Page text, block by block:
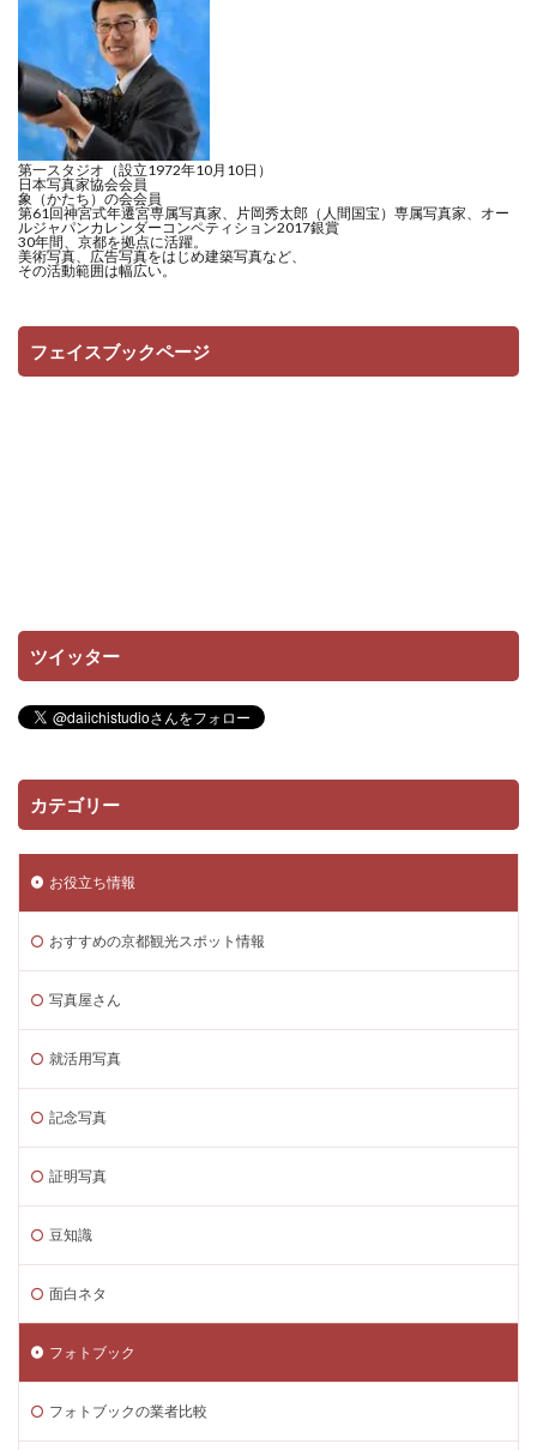
第一スタジオ（設立1972年10月10日）
日本写真家協会会員
象（かたち）の会会員
第61回神宮式年遷宮専属写真家、片岡秀太郎（人間国宝）専属写真家、オー
ルジャパンカレンダーコンペティション2017銀賞
30年間、京都を拠点に活躍。
美術写真、広告写真をはじめ建築写真など、
その活動範囲は幅広い。
フェイスブックページ
ツイッター
カテゴリー
お役立ち情報
おすすめの京都観光スポット情報
写真屋さん
就活用写真
記念写真
証明写真
豆知識
面白ネタ
フォトブック
フォトブックの業者比較